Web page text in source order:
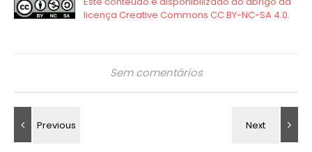
Sem comentários